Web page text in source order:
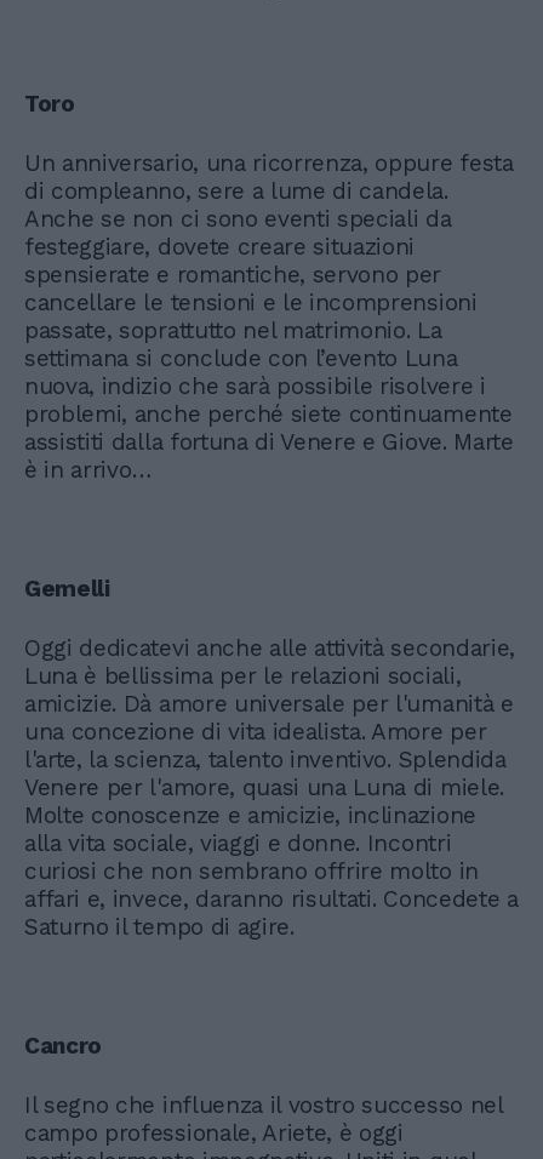
Toro
Un anniversario, una ricorrenza, oppure festa
di compleanno, sere a lume di candela.
Anche se non ci sono eventi speciali da
festeggiare, dovete creare situazioni
spensierate e romantiche, servono per
cancellare le tensioni e le incomprensioni
passate, soprattutto nel matrimonio. La
settimana si conclude con l’evento Luna
nuova, indizio che sarà possibile risolvere i
problemi, anche perché siete continuamente
assistiti dalla fortuna di Venere e Giove. Marte
è in arrivo…
Gemelli
Oggi dedicatevi anche alle attività secondarie,
Luna è bellissima per le relazioni sociali,
amicizie. Dà amore universale per l'umanità e
una concezione di vita idealista. Amore per
l'arte, la scienza, talento inventivo. Splendida
Venere per l'amore, quasi una Luna di miele.
Molte conoscenze e amicizie, inclinazione
alla vita sociale, viaggi e donne. Incontri
curiosi che non sembrano offrire molto in
affari e, invece, daranno risultati. Concedete a
Saturno il tempo di agire.
Cancro
Il segno che influenza il vostro successo nel
campo professionale, Ariete, è oggi